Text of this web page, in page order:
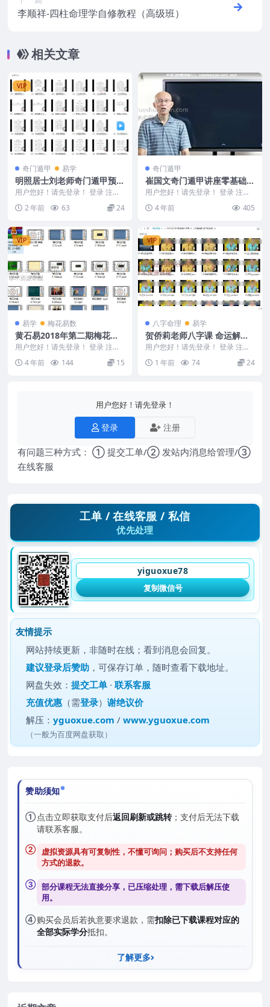
李顺祥-四柱命理学自修教程（高级班）
相关文章
VIP
奇门遁甲 易学
明照居士刘老师奇门遁甲预测
心诀54视频+奇门手动起局8
集+奇门遁甲基础课程 37集
用户您好！请先登录！ 登录 注册
明照居士刘老师奇门遁甲预测心诀
54集Y 241...
2 年前 63 24
奇门遁甲
崔国文奇门遁甲讲座零基础入
门视频教程19集全套+ 20讲
义合集。
用户您好！请先登录！ 登录 注册
频教程19集全套...
4 年前 405
VIP
易学 梅花易数
黄石易2018年第二期梅花（2
1视频）
用户您好！请先登录！ 登录 注册
黄石易2018年第二期梅花（21视
频） 编号：...
4 年前 144 15
VIP
八字命理 易学
贺侨莉老师八字课 命运解码
全攻略：贺侨莉八字400+集
视频，从入门到精通命盘解析
与运势把握219+233
用户您好！请先登录！ 登录 注册
贺侨莉老师八字课 2507242 贺侨
莉老师八...
1 年前 74 24
用户您好！请先登录！
登录 注册
有问题三种方式： ① 提交工单/② 发站内消息给管理/③
在线客服
工单 / 在线客服 / 私信
优先处理
yiguoxue78
复制微信号
友情提示
网站持续更新，非随时在线；看到消息会回复。
建议登录后赞助 ，可保存订单，随时查看下载地址。
网盘失效：提交工单 ·联系客服
充值优惠 （需登录）谢绝议价
解压：yguoxue.com /www.yguoxue.com
（一般为百度网盘获取）
赞助须知
①点击立即获取支付后返回刷新或跳转；支付后无法下载
请联系客服。
② 虚拟资源具有可复制性，不懂可询问；购买后不支持任何
方式的退款。
③ 部分课程无法直接分享，已压缩处理，需下载后解压使
用。
④购买会员后若执意要求退款，需扣除已下载课程对应的
全部实际学分抵扣。
了解更多